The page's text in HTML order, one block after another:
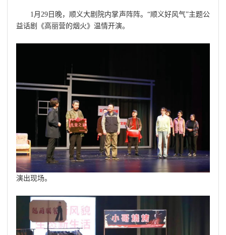
1月29日晚，顺义大剧院内掌声阵阵。“顺义好风气”主题公
益话剧《高丽营的烟火》温情开演。
演出现场。